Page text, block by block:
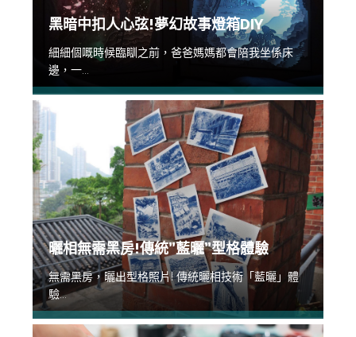
黑暗中扣人心弦!夢幻故事燈箱DIY
細細個嘅時候臨瞓之前，爸爸媽媽都會陪我坐係床
邊，一...
曬相無需黑房!傳統”藍曬”型格體驗
無需黑房，曬出型格照片! 傳統曬相技術「藍曬」體
驗...